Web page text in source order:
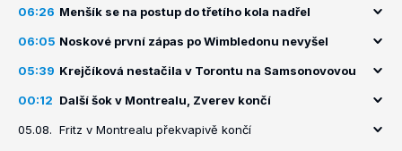
06:26 Menšík se na postup do třetího kola nadřel
06:05 Noskové první zápas po Wimbledonu nevyšel
05:39 Krejčíková nestačila v Torontu na Samsonovovou
00:12 Další šok v Montrealu, Zverev končí
05.08. Fritz v Montrealu překvapivě končí